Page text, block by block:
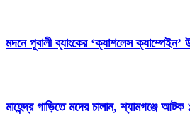
মদনে পূবালী ব্যাংকের ‘ক্যাশলেস ক্যাম্পেইন’
মাহেন্দ্র গাড়িতে মদের চালান, শ্যামগঞ্জে আটক